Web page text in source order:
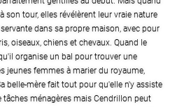
son tour, elles révélèrent leur vraie nature
dans sa propre maison, avec pour
oiseaux, chiens et chevaux. Quand le
organise un bal pour trouver une
jeunes femmes à marier du royaume,
belle-mère fait tout pour qu'elle n'y assiste
ménagères mais Cendrillon peut